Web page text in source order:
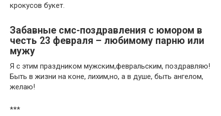
крокусов букет.
Забавные смс-поздравления с юмором в
честь 23 февраля – любимому парню или
мужу
Я с этим праздником мужским,февральским, поздравляю!
Быть в жизни на коне, лихим,но, а в душе, быть ангелом,
желаю!
***